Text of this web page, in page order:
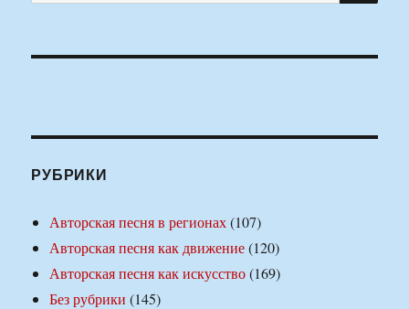
РУБРИКИ
Авторская песня в регионах(107)
Авторская песня как движение(120)
Авторская песня как искусство(169)
Без рубрики (145)